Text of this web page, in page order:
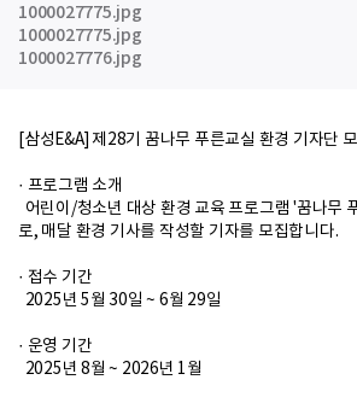
1000027775.jpg
1000027775.jpg
1000027776.jpg
[삼성E&A] 제28기 꿈나무 푸른교실 환경 기자단
· 프로그램 소개
어린이/청소년 대상 환경 교육 프로그램 '꿈나무
로, 매달 환경 기사를 작성할 기자를 모집합니다.
· 접수 기간
2025년 5월 30일 ~ 6월 29일
· 운영 기간
2025년 8월 ~ 2026년 1월